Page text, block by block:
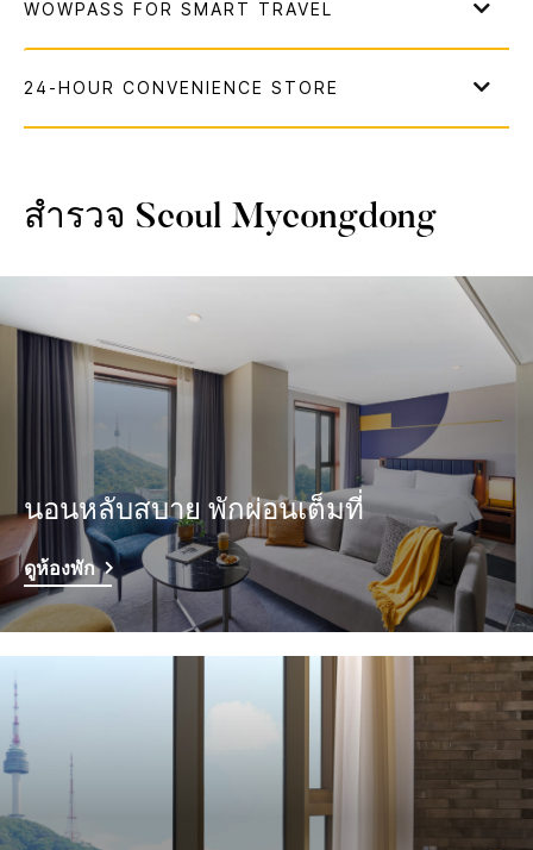
สำรวจ Seoul Myeongdong
นอนหลับสบาย พักผ่อนเต็มที่
ดูห้องพัก